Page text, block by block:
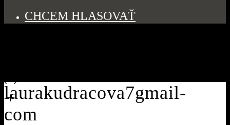
CHCEM HLASOVAŤ
laurakudracova7gmail-
com